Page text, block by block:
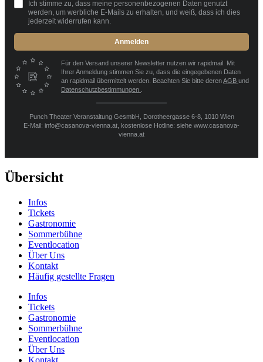
Ich stimme zu, dass meine personenbezogenen Daten genutzt
werden, um werbliche E-Mails zu erhalten, und weiß, dass ich dies
jederzeit widerrufen kann.
Anmelden
Für den Versand unserer Newsletter nutzen wir rapidmail. Mit
Ihrer Anmeldung stimmen Sie zu, dass die eingegebenen Daten
an rapidmail übermittelt werden. Beachten Sie bitte derenAGB und
Datenschutzbestimmungen
Punch Theater Veranstaltung GesmbH, Dorotheergasse 6-8, 1010 Wien
E-Mail: info@casanova-vienna.at, kostenlose Hotline: siehe www.casanova-
vienna.at
Übersicht
Infos
Tickets
Gastronomie
Sommerbühne
Eventlocation
Über Uns
Kontakt
Häufig gestellte Fragen
Infos
Tickets
Gastronomie
Sommerbühne
Eventlocation
Über Uns
Kontakt